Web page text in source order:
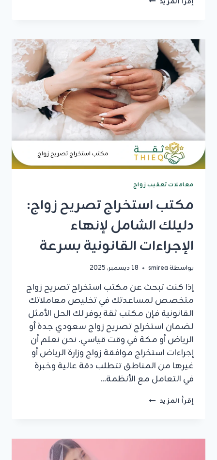
وفر
وقتك
وجهدك
واحصل
على
تصريحك
نظاميا
معاملات تعقيب زواج
مكتب استخراج تصريح زواج:
دليلك الشامل لإنهاء
الإجراءات القانونية بسرعة
بواسطةsmirea 18 ديسمبر، 2025
إذا كنت تبحث عن مكتب استخراج تصريح زواج
متخصص لمساعدتك في تخليص معاملاتك
القانونية فإن مكتب ثقة يوفر لك الحل الأمثل
لضمان استخراج تصريح زواج سعودي جدة أو
الرياض أو مكة في وقت قياسي. نحن نعلم أن
إجراءات استخراج موافقة زواج وزارة الرياض أو
غيرها من المناطق تتطلب دقة عالية وخبرة
في التعامل مع الأنظمة…
إقرأ المزيد مكتب
دليلك